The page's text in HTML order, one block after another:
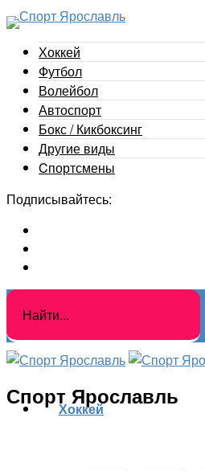
Хоккей
Футбол
Волейбол
Автоспорт
Бокс / Кикбоксинг
Другие виды
Cпортсмены
Подписывайтесь:
Спорт Ярославль
Хоккей